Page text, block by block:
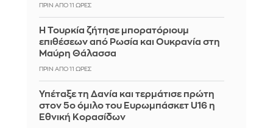
ΠΡΙΝ ΑΠΌ 11 ΏΡΕΣ
Η Τουρκία ζήτησε μπορατόριουμ
επιθέσεων από Ρωσία και Ουκρανία στη
Μαύρη Θάλασσα
ΠΡΙΝ ΑΠΌ 11 ΏΡΕΣ
Υπέταξε τη Δανία και τερμάτισε πρώτη
στον 5ο όμιλο του Ευρωμπάσκετ U16 η
Εθνική Κορασίδων